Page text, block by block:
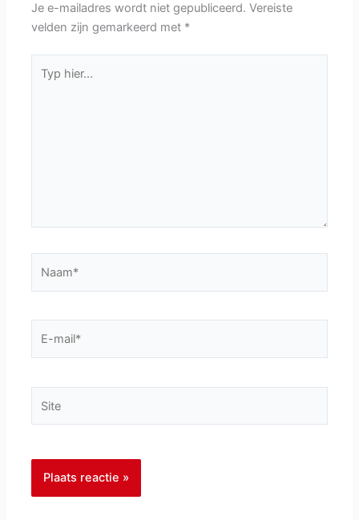
Je e-mailadres wordt niet gepubliceerd. Vereiste
velden zijn gemarkeerd met *
hier...
mail*